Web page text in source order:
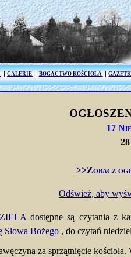
GALERIE BOGACTWO KOŚCIOŁA
17
>>Zobacz
Odśwież, aby
dostępne są czytania z
Słowa Bożego , do czytań
za sprzątnięcie